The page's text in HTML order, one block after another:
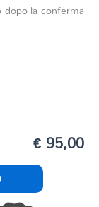
la conferma
€ 95,00